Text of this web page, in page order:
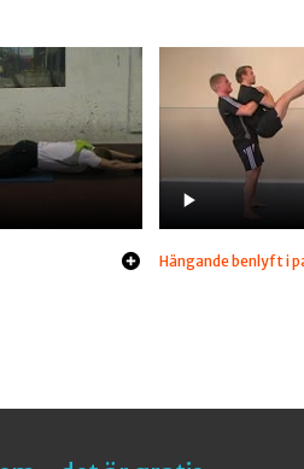
Hängande benlyft i